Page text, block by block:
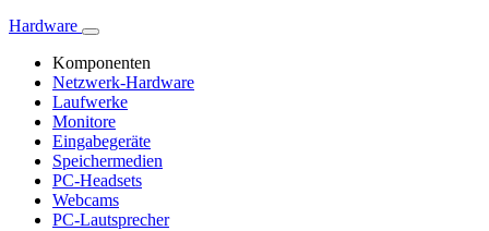
Hardware
Komponenten
Netzwerk-Hardware
Laufwerke
Monitore
Eingabegeräte
Speichermedien
PC-Headsets
Webcams
PC-Lautsprecher